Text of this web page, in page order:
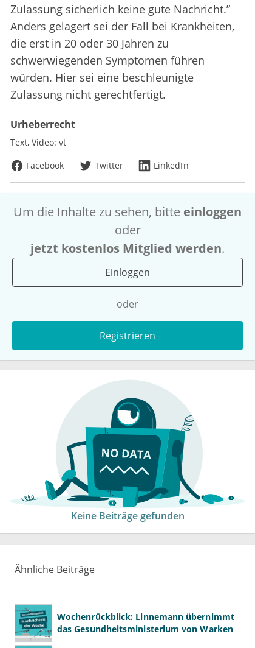
Zulassung sicherlich keine gute Nachricht.”
Anders gelagert sei der Fall bei Krankheiten,
die erst in 20 oder 30 Jahren zu
schwerwiegenden Symptomen führen
würden. Hier sei eine beschleunigte
Zulassung nicht gerechtfertigt.
Urheberrecht
Text, Video: vt
Facebook
Twitter LinkedIn
Um die Inhalte zu sehen, bitte einloggen
oder
jetzt kostenlos Mitglied werden.
Einloggen
oder
Registrieren
Keine Beiträge gefunden
Ähnliche Beiträge
Wochenrückblick: Linnemann übernimmt
das Gesundheitsministerium von Warken